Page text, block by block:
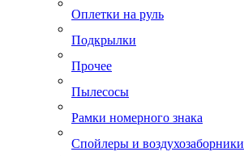
Оплетки на руль
Подкрылки
Прочее
Пылесосы
Рамки номерного знака
Спойлеры и воздухозаборники